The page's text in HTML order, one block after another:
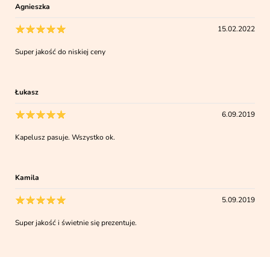
Agnieszka
15.02.2022
Super jakość do niskiej ceny
Łukasz
6.09.2019
Kapelusz pasuje. Wszystko ok.
Kamila
5.09.2019
Super jakość i świetnie się prezentuje.